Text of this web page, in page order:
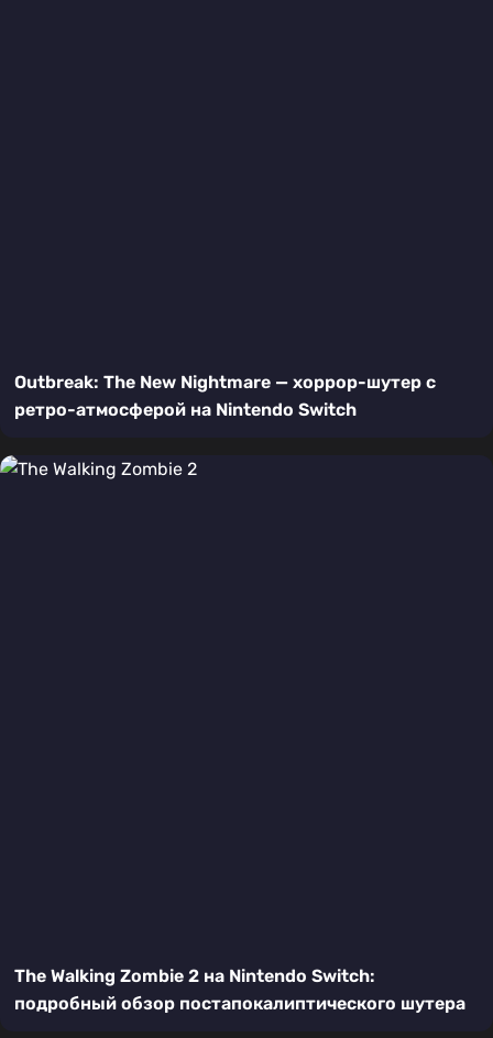
Outbreak: The New Nightmare — хоррор-шутер с
ретро-атмосферой на Nintendo Switch
The Walking Zombie 2 на Nintendo Switch:
подробный обзор постапокалиптического шутера